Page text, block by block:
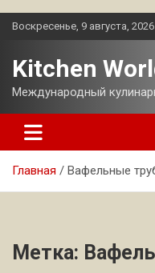
Перейти
Воскресенье, 9 августа, 2026
Kitchen
Международный
Главная Вафельные
Метка: